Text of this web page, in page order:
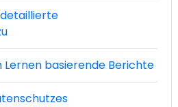
basierende Berichte